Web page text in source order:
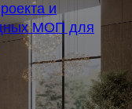
и
МОП для